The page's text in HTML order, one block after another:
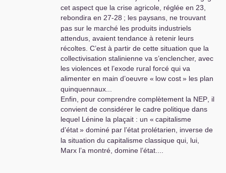
cet aspect que la crise agricole, réglée en 23,
rebondira en 27-28 ; les paysans, ne trouvant
pas sur le marché les produits industriels
attendus, avaient tendance à retenir leurs
récoltes. C’est à partir de cette situation que la
collectivisation stalinienne va s’enclencher, avec
les violences et l’exode rural forcé qui va
alimenter en main d’oeuvre « low cost» les plan
quinquennaux...
Enfin, pour comprendre complètement la NEP , il
convient de considérer le cadre politique dans
lequel Lénine la plaçait : un « capitalisme
d’état» dominé par l’état prolétarien, inverse de
la situation du capitalisme classique qui, lui,
Marx l’a montré, domine l’état....